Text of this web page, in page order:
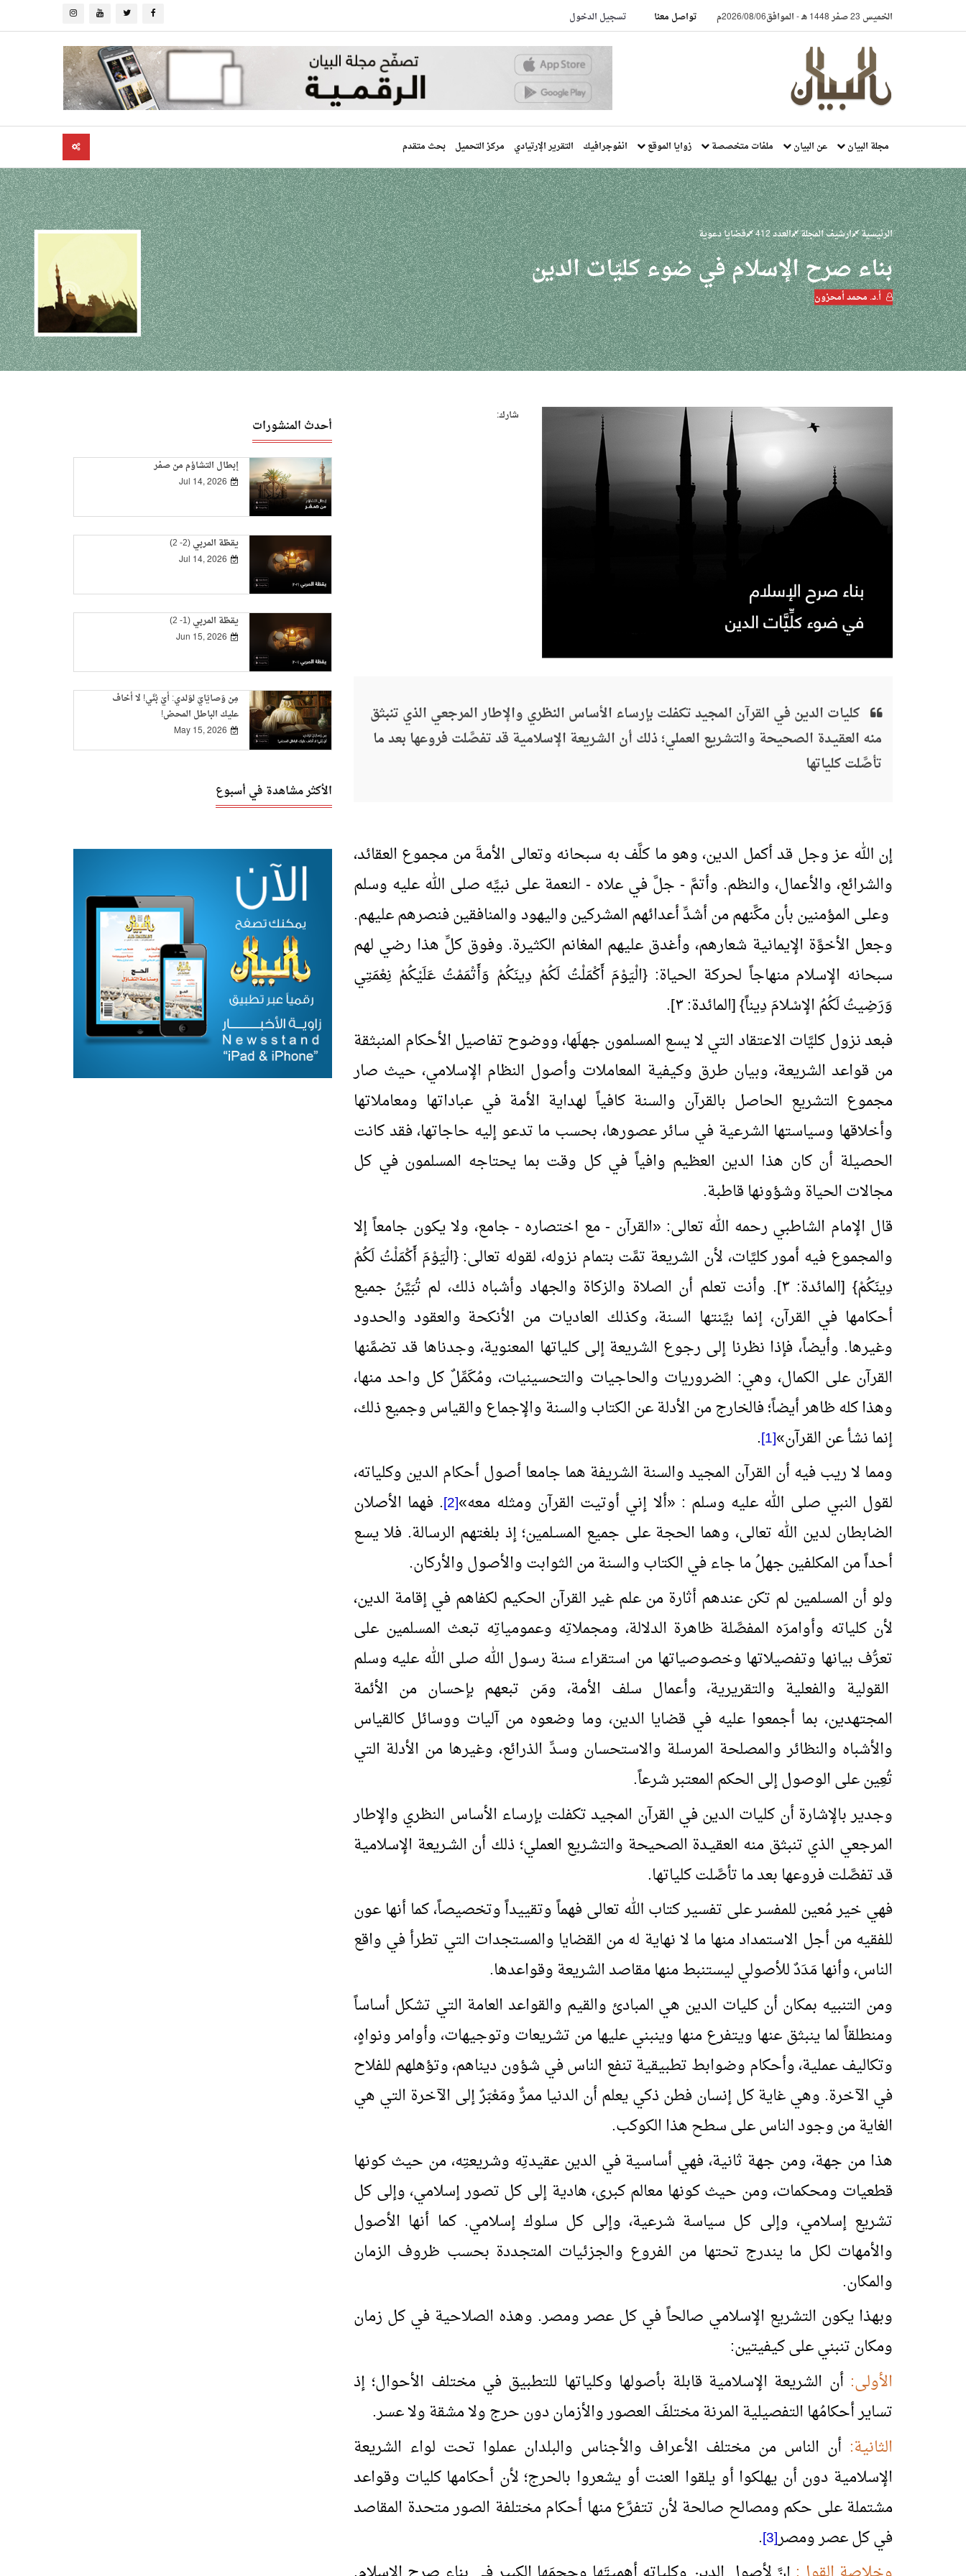
الخميس 23 صفر 1448 هـ -الموافق2026/08/06م تواصل معنا تسجيل الدخول
مجلة البيان عن البيان ملفات متخصصة زوايا الموقع انفوجرافيك التقرير الإرتيادي مركز التحميل بحث متقدم
الرئيسية ارشيف المجلة العدد 412 قضايا دعوية
بناء صرح الإسلام في ضوء كليّات الدين
أ.د. محمد أمحزون
شارك:
كليات الدين في القرآن المجيد تكفلت بإرساء الأساس النظري والإطار المرجعي الذي تنبثق
منه العقيـدة الصحيحة والتشـريع العملي؛ ذلك أن الشـريعة الإسلامية قد تفصَّلت فروعها بعد ما
تأصَّلت كلياتها
إن الله عز وجل قد أكمل الدين، وهو ما كلَّف به سبحانه وتعالى الأمةَ من مجموع العقائد،
والشرائع، والأعمال، والنظم. وأتمَّ - جلَّ في علاه - النعمة على نبيِّه صلى الله عليه وسلم
وعلـى المؤمنين بأن مكَّنهم من أشدِّ أعدائهم المشركين واليهود والمنافقين فنصرهم عليهم.
وجعل الأخوَّة الإيمانية شعارهم، وأغدق عليهم المغانم الكثيرة. وفوق كلِّ هذا رضي لهم
سبحانه الإسلام منهاجاً لحركة الحياة: {الْيَوْمَ أَكْمَلْتُ لَكُمْ دِينَكُمْ وَأَتْمَمْتُ عَلَيْكُمْ نِعْمَتِي
وَرَضِيتُ لَكُمُ الإسْلامَ دِيناً} [المائدة: ٣].
فبعد نزول كليَّات الاعتقاد التي لا يسع المسلمون جهلَها، ووضوح تفاصيل الأحكام المنبثقة
من قواعد الشريعة، وبيان طرق وكيفية المعاملات وأصول النظام الإسلامي، حيث صار
مجموع التشريع الحاصل بالقرآن والسنة كافياً لهداية الأمة في عباداتها ومعاملاتها
وأخلاقها وسياستها الشرعية في سائر عصورها، بحسب ما تدعو إليه حاجاتها، فقد كانت
الحصيلة أن كان هذا الدين العظيم وافياً في كل وقت بما يحتاجه المسلمون في كل
مجالات الحياة وشؤونها قاطبة.
قال الإمام الشاطبي رحمه الله تعالى: «القرآن - مع اختصاره - جامع، ولا يكون جامعاً إلا
والمجموع فيه أمور كليَّات، لأن الشريعة تمَّت بتمام نزوله، لقوله تعالى: {الْيَوْمَ أَكْمَلْتُ لَكُمْ
دِينَكُمْ} [المائدة: ٣]. وأنت تعلم أن الصلاة والزكاة والجهاد وأشباه ذلك، لم تُبَيَّنُ جميع
أحكامها في القرآن، إنما بيَّنتها السنة، وكذلك العاديات من الأنكحة والعقود والحدود
وغيرها. وأيضاً، فإذا نظرنا إلى رجوع الشريعة إلى كلياتها المعنوية، وجدناها قد تضمَّنها
القرآن على الكمال، وهي: الضروريات والحاجيات والتحسينيات، ومُكَمِّلٌ كل واحد منها،
وهذا كله ظاهر أيضاً؛ فالخارج من الأدلة عن الكتاب والسنة والإجماع والقياس وجميع ذلك،
إنما نشأ عن القرآن»
[1]
.
ومما لا ريب فيه أن القرآن المجيد والسنة الشريفة هما جامعا أصول أحكام الدين وكلياته،
لقول النبي صلى الله عليه وسلم : «ألا إني أوتيت القرآن ومثله معه»
[2] . فهما الأصلان
الضابطان لدين الله تعالى، وهما الحجة على جميع المسـلمين؛ إذ بلغتهم الرسالة. فلا يسع
أحداً من المكلفين جهلُ ما جاء في الكتاب والسنة من الثوابت والأصول والأركان.
ولو أن المسلمين لم تكن عندهم أثارة من علم غير القرآن الحكيم لكفاهم في إقامة الدين،
لأن كلياته وأوامرَه المفصَّلة ظاهرة الدلالة، ومجملاتِه وعمومياتِه تبعث المسلمين على
تعرُّف بيانها وتفصيلاتها وخصوصياتها من استقراء سنة رسول الله صلى الله عليه وسلم
القولية والفعلية والتقريرية، وأعمال سلف الأمة، ومَن تبعهم بإحسان من الأئمة
المجتهدين، بما أجمعوا عليه في قضايا الدين، وما وضعوه من آليات ووسائل كالقياس
والأشباه والنظائر والمصلحة المرسلة والاستحسان وسدِّ الذرائع، وغيرها من الأدلة التي
تُعِين على الوصول إلى الحكم المعتبر شرعاً.
وجدير بالإشارة أن كليات الدين في القرآن المجيد تكفلت بإرساء الأساس النظري والإطار
المرجعي الذي تنبثق منه العقيـدة الصحيحة والتشـريع العملي؛ ذلك أن الشـريعة الإسلامية
قد تفصَّلت فروعها بعد ما تأصَّلت كلياتها.
فهي خير مُعين للمفسر على تفسير كتاب الله تعالى فهماً وتقييداً وتخصيصاً، كما أنها عون
للفقيه من أجل الاستمداد منها ما لا نهاية له من القضايا والمستجدات التي تطرأ في واقع
الناس، وأنها مَدَدٌ للأصولي ليستنبط منها مقاصد الشريعة وقواعدها.
ومن التنبيه بمكان أن كليات الدين هي المبادئ والقيم والقواعد العامة التي تشكل أساساً
ومنطلقاً لما ينبثق عنها ويتفرع منها وينبني عليها من تشريعات وتوجيهات، وأوامر ونواهٍ،
وتكاليف عملية، وأحكام وضوابط تطبيقية تنفع الناس في شؤون ديناهم، وتؤهلهم للفلاح
في الآخرة. وهي غاية كل إنسان فطن ذكي يعلم أن الدنيا ممرٌّ ومَعْبَرٌ إلى الآخرة التي هي
الغاية من وجود الناس على سطح هذا الكوكب.
هذا من جهة، ومن جهة ثانية، فهي أساسية في الدين عقيدتِه وشريعتِه، من حيث كونها
قطعيات ومحكمات، ومن حيث كونها معالم كبرى، هادية إلى كل تصور إسلامي، وإلى كل
تشريع إسلامي، وإلى كل سياسة شرعية، وإلى كل سلوك إسلامي. كما أنها الأصول
والأمهات لكل ما يندرج تحتها من الفروع والجزئيات المتجددة بحسب ظروف الزمان
والمكان.
وبهذا يكون التشريع الإسلامي صالحاً في كل عصر ومصر. وهذه الصلاحية في كل زمان
ومكان تنبني على كيفيتين:
الأولى:أن الشريعة الإسلامية قابلة بأصولها وكلياتها للتطبيق في مختلف الأحوال؛ إذ
تساير أحكامُها التفصيلية المرنة مختلفَ العصور والأزمان دون حرج ولا مشقة ولا عسر.
الثانية: أن الناس من مختلف الأعراف والأجناس والبلدان عملوا تحت لواء الشريعة
الإسلامية دون أن يهلكوا أو يلقوا العنت أو يشعروا بالحرج؛ لأن أحكامها كليات وقواعد
مشتملة على حكم ومصالح صالحة لأن تتفرَّع منها أحكام مختلفة الصور متحدة المقاصد
في كل عصر ومصر[3]
.
أحدث المنشورات
إبطال التشاؤم من صفر
Jul 14, 2026
يقظة المربي (2- 2)
Jul 14, 2026
يقظة المربي (1- 2)
Jun 15, 2026
مِن وَصايَايَ لوَلدي: أيْ بُنَي! لا أخاف
عليك الباطل المحض!
May 15, 2026
الأكثر مشاهدة في أسبوع